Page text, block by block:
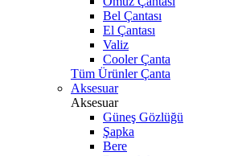
Bel Çantası
El Çantası
Valiz
Cooler Çanta
Tüm Ürünler Çanta
Aksesuar
Aksesuar
Güneş Gözlüğü
Şapka
Bere